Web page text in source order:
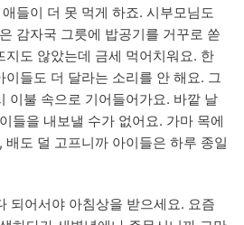
들이 더 못 먹게 하죠. 시부모님도
감자국 그릇에 밥공기를 거꾸로 쏟
지도 않았는데 금세 먹어치워요. 한
들도 더 달라는 소리를 안 해요. 그
이불 속으로 기어들어가요. 바깥 날
들을 내보낼 수가 없어요. 가마 목에
도 덜 고프니까 아이들은 하루 종일
되어서야 아침상을 받으세요. 요즘